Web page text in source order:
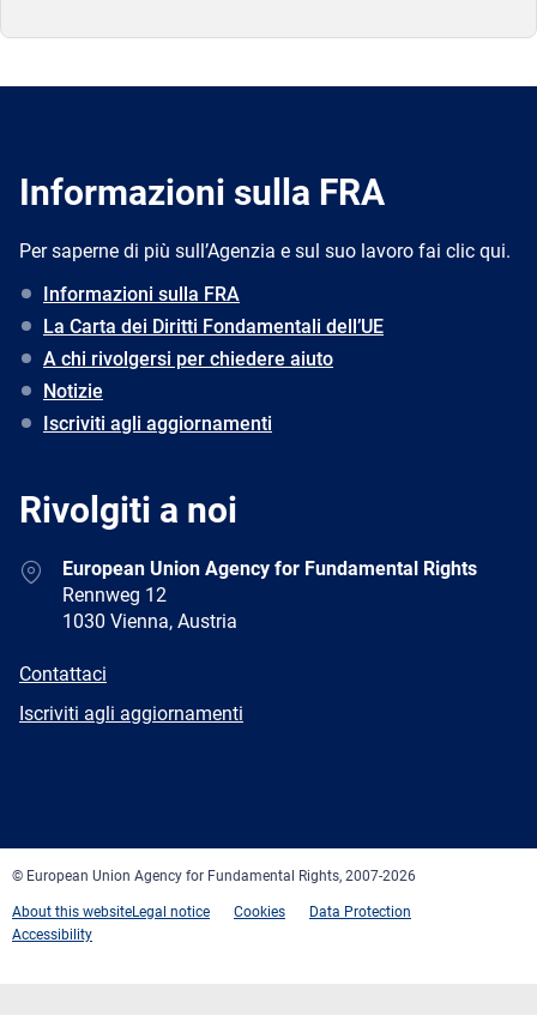
Informazioni sulla FRA
Per saperne di più sull’Agenzia e sul suo lavoro fai clic qui.
Informazioni sulla FRA
La Carta dei Diritti Fondamentali dell’UE
A chi rivolgersi per chiedere aiuto
Notizie
Iscriviti agli aggiornamenti
Rivolgiti a noi
AddressEuropean Union Agency for Fundamental Rights
Rennweg 12
1030 Vienna, Austria
E-
Contattaci
Newsletter
Iscriviti agli aggiornamenti
© European Union Agency for Fundamental Rights, 2007-2026
About this websiteLegal notice Cookies
Data Protection
Accessibility